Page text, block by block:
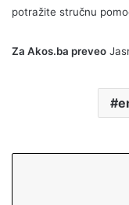
potražite stručnu
Za Akos.ba preveo